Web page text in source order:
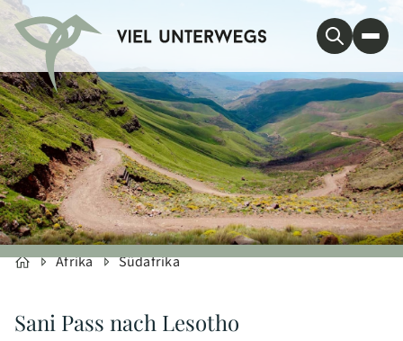
Afrika Südafrika
Sani Pass nach Lesotho